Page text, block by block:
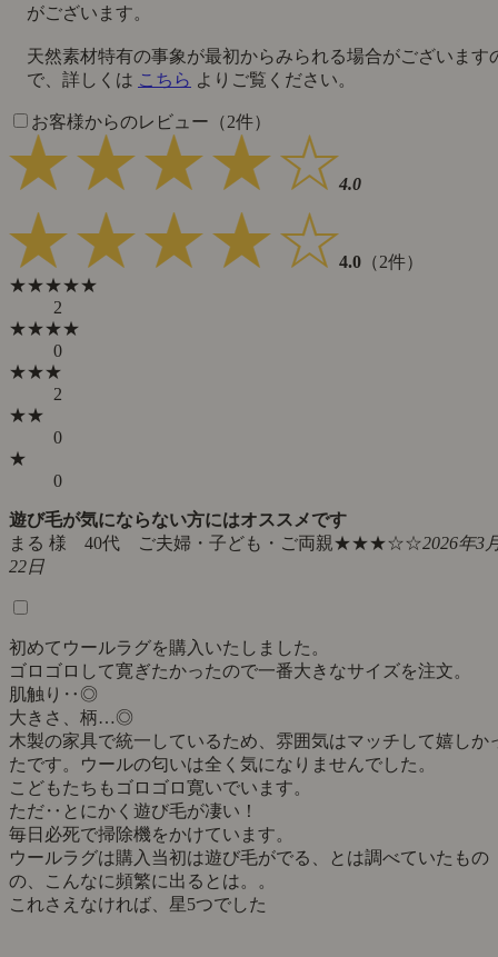
がございます。
天然素材特有の事象が最初からみられる場合がございます
で、詳しくは こちら よりご覧ください。
お客様からのレビュー（2件）
4.0
4.0 （2件）
★★★★★
2
★★★★
0
★★★
2
★★
0
★
0
遊び毛が気にならない方にはオススメです
まる 様 40代 ご夫婦・子ども・ご両親★★★☆☆2026年3
22日
初めてウールラグを購入いたしました。
ゴロゴロして寛ぎたかったので一番大きなサイズを注文。
肌触り‥◎
大きさ、柄…◎
木製の家具で統一しているため、雰囲気はマッチして嬉しか
たです。ウールの匂いは全く気になりませんでした。
こどもたちもゴロゴロ寛いでいます。
ただ‥とにかく遊び毛が凄い！
毎日必死で掃除機をかけています。
ウールラグは購入当初は遊び毛がでる、とは調べていたもの
の、こんなに頻繁に出るとは。。
これさえなければ、星5つでした